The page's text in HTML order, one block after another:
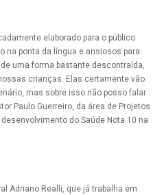
elaborado para o público
na ponta da língua e ansiosos para
uma forma bastante descontraída,
crianças. Elas certamente vão
mas sobre isso não posso falar
Paulo Guerreiro, da área de Projetos
do Saúde Nota 10 na
Adriano Realli, que já trabalha em